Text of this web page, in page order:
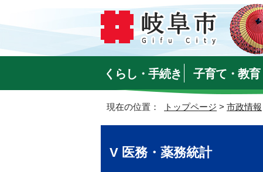
くらし・手続き 子育て・教育
現在の位置： トップページ > 市政情報
V 医務・薬務統計